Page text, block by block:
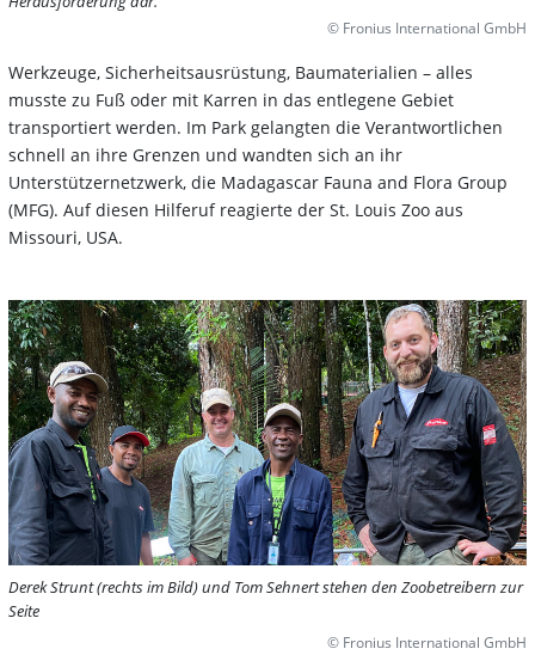
© Fronius International GmbH
Werkzeuge, Sicherheitsausrüstung, Baumaterialien – alles
musste zu Fuß oder mit Karren in das entlegene Gebiet
transportiert werden. Im Park gelangten die Verantwortlichen
schnell an ihre Grenzen und wandten sich an ihr
Unterstützernetzwerk, die Madagascar Fauna and Flora Group
(MFG). Auf diesen Hilferuf reagierte der St. Louis Zoo aus
Missouri, USA.
Derek Strunt (rechts im Bild) und Tom Sehnert stehen den Zoobetreibern zur
Seite
© Fronius International GmbH